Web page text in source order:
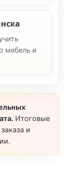
мебель и
Итоговые
и